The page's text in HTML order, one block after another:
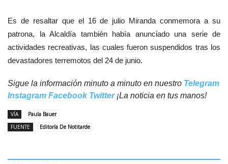
Es de resaltar que el 16 de julio Miranda conmemora a su
patrona, la Alcaldía también había anunciado una serie de
actividades recreativas, las cuales fueron suspendidos tras los
devastadores terremotos del 24 de junio.
Sigue la información minuto a minuto en nuestro Telegram
Instagram Facebook Twitter¡La noticia en tus manos!
VÍA
Paula Bauer
FUENTE
Editoría De Notitarde